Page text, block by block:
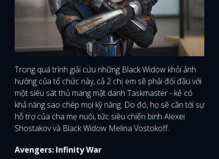
Trong quá trình giải cứu những Black Widow khỏi ảnh
hưởng của tổ chức này, cả 2 chị em sẽ phải đối đầu với
một siêu sát thủ mang mật danh Taskmaster - kẻ có
khả năng sao chép mọi kỹ năng. Do đó, họ sẽ cần tới sự
hỗ trợ của cha mẹ nuôi, tức siêu chiến binh Alexei
Shostakov và Black Widow Melina Vostokoff.
Avengers: Infinity War